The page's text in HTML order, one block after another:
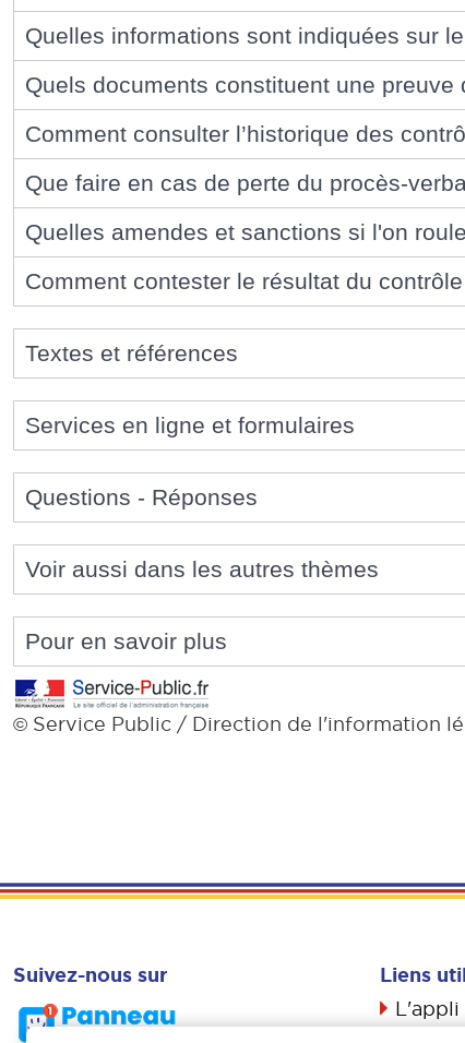
Quelles informations sont indiquées sur
Quels documents constituent une preuve
Comment consulter l’historique des
Que faire en cas de perte du procès-
Quelles amendes et sanctions si l'on
Comment contester le résultat du
Textes et références
Services en ligne et formulaires
Questions - Réponses
Voir aussi dans les autres thèmes
Pour en savoir plus
© Service Public / Direction de l'information
Suivez-nous sur Liens
L'appli